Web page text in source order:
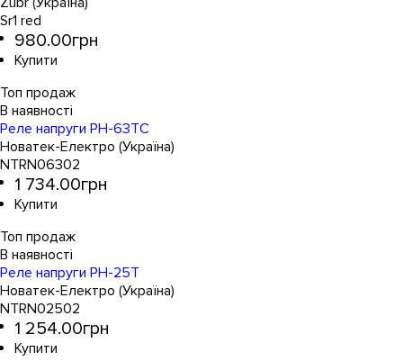
Sr1 red
980.00грн
Топ продаж
Реле напруги РН-63TC
Новатек-Електро (Україна)
NTRN06302
1 734.00грн
Топ продаж
Реле напруги РН-25T
Новатек-Електро (Україна)
NTRN02502
1 254.00грн